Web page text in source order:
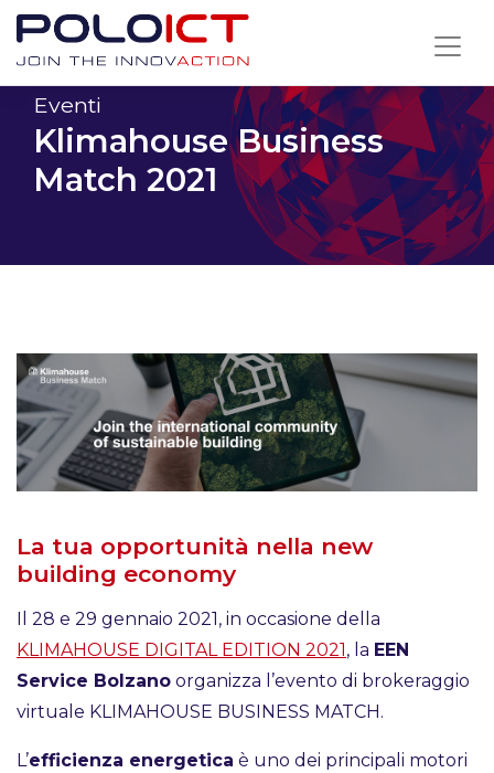
Skip
contentEventi
Klimahouse Business
Match 2021
La tua opportunità nella new
building economy
Il 28 e 29 gennaio 2021, in occasione della
KLIMAHOUSE DIGITAL EDITION 2021 , la EEN
Service Bolzano organizza l’evento di brokeraggio
virtuale KLIMAHOUSE BUSINESS MATCH.
L’efficienza energetica è uno dei principali motori